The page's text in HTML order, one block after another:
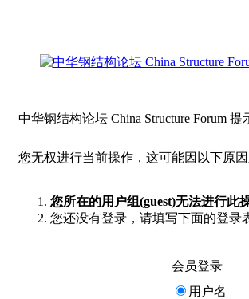
中华钢结构论坛 China Structure Forum 提
您无权进行当前操作，这可能因以下原
您所在的用户组(guest)无法进行此
您还没有登录，请填写下面的登录
会员登录
用户名